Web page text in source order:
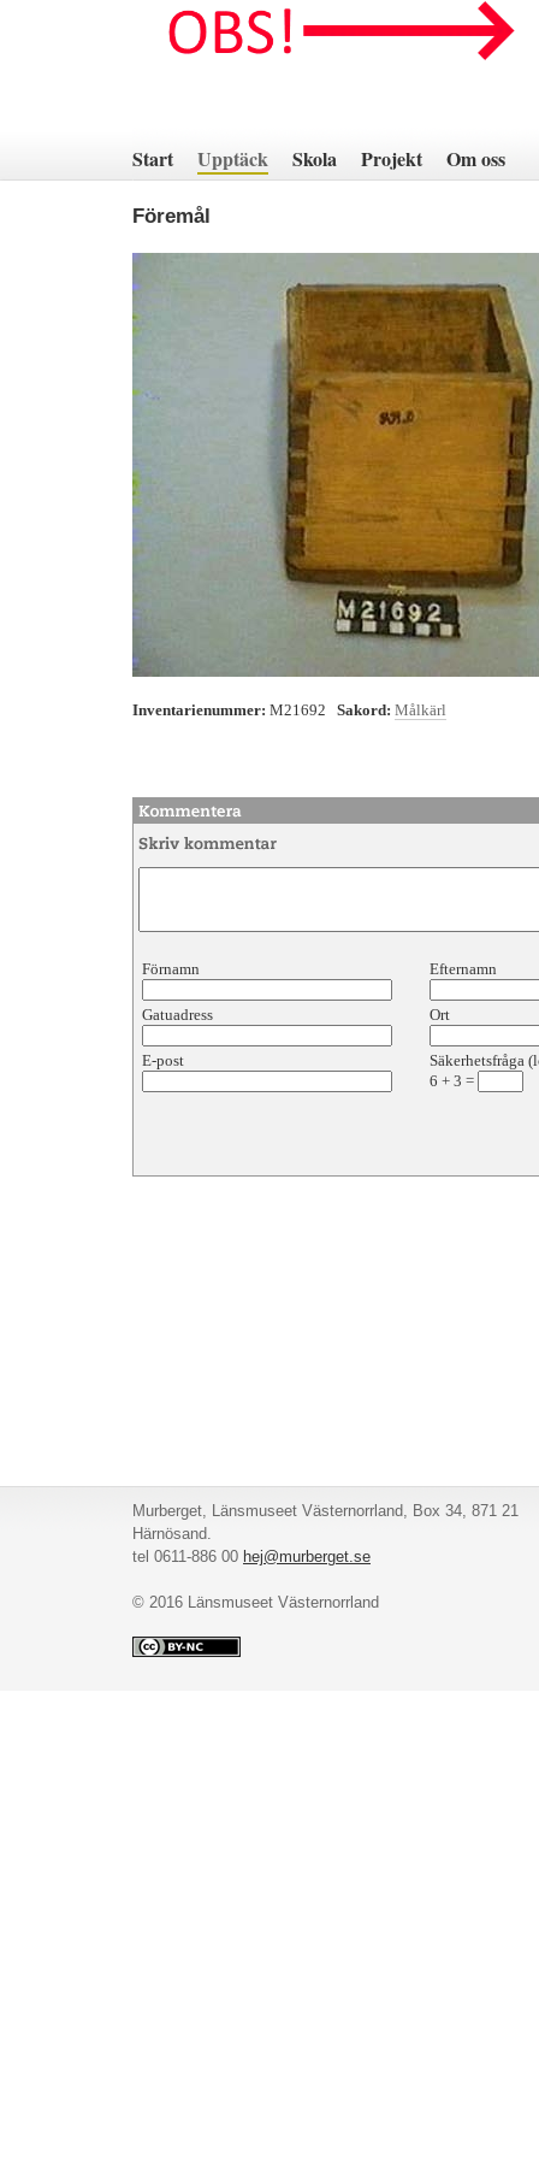
innehåll
Start Upptäck Skola Projekt Om oss
Föremål
Inventarienummer: M21692 Sakord: Målkärl
Förnamn Efternamn
Gatuadress Ort
E-post
Säkerhetsfråga
6 + 3 =
Murberget, Länsmuseet Västernorrland, Box 34, 871 21
Härnösand.
tel 0611-886 00 hej@murberget.se
© 2016 Länsmuseet Västernorrland